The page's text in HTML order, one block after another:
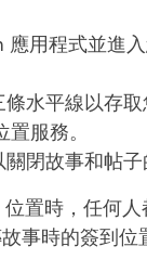
應用程式並進
水平線以存取
置服務。
閉故事和帖子
置時，任何人
事時的簽到位